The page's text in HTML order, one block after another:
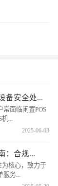
备安全处...
常面临闲置POS
...
2025-06-03
：合规...
为核心，致力于
服务...